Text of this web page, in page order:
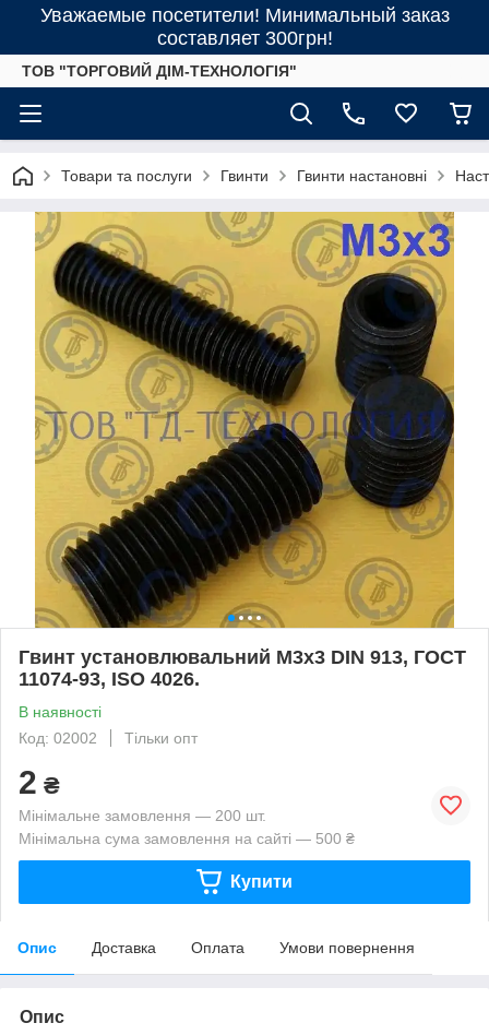
Уважаемые посетители! Минимальный заказ
составляет 300грн!
ТОВ "ТОРГОВИЙ ДІМ-ТЕХНОЛОГІЯ"
Товари та послуги Гвинти Гвинти настановні
Гвинт установлювальний М3х3 DIN 913, ГОСТ
11074-93, ISO 4026.
В наявності
Код: 02002
Тільки опт
2 ₴
Мінімальне замовлення — 200 шт.
Мінімальна сума замовлення на сайті — 500 ₴
Купити
Опис Доставка Оплата Умови повернення
Опис